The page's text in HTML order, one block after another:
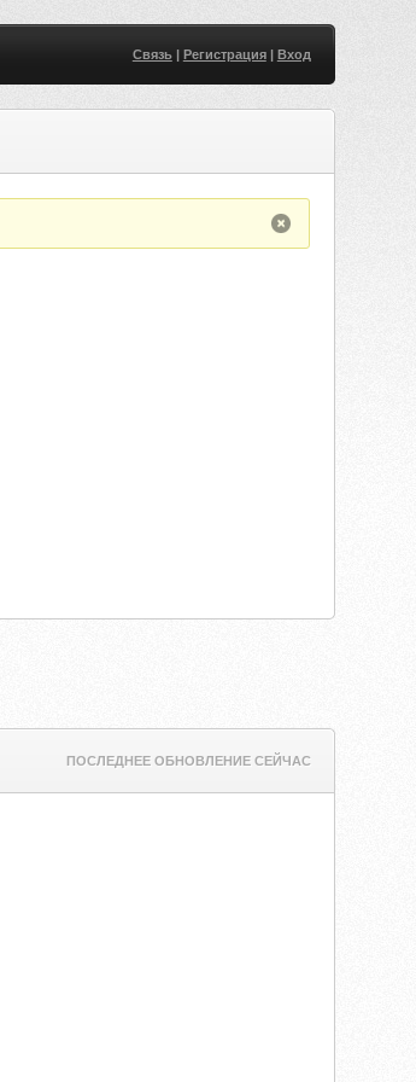
Связь| Регистрация| Вход
ПОСЛЕДНЕЕ ОБНОВЛЕНИЕ СЕЙЧАС